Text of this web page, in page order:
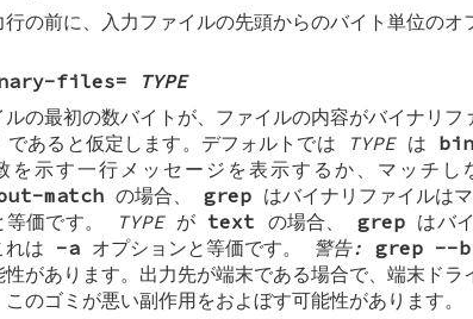
行の前に、入力ファイルの先頭からのバイト単位のオ
files=
TYPE
ルの最初の数バイトが、ファイルの内容がバイナリ
あると仮定します。デフォルトでは TYPEは
を示す一行メッセージを表示するか、マッチ
match の場合、 grep はバイナリファイルは
等価です。
TYPEが text の場合、grep はバ
れは -a オプションと等価です。 警告: grep --
性があります。出力先が端末である場合で、端末ド
のゴミが悪い副作用をおよぼす可能性があります。